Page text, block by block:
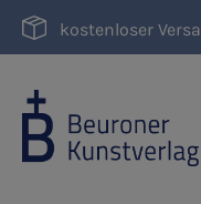
Hauptinhalt springen
Zur Suche springen
Zur kostenloser